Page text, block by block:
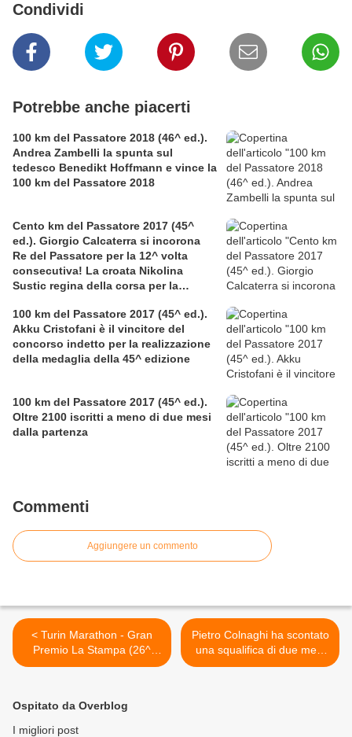
Condividi
Potrebbe anche piacerti
100 km del Passatore 2018 (46^ ed.).
Andrea Zambelli la spunta sul
tedesco Benedikt Hoffmann e vince la
100 km del Passatore 2018
Cento km del Passatore 2017 (45^
ed.). Giorgio Calcaterra si incorona
Re del Passatore per la 12^ volta
consecutiva! La croata Nikolina
Sustic regina della corsa per la
100 km del Passatore 2017 (45^ ed.).
Akku Cristofani è il vincitore del
concorso indetto per la realizzazione
della medaglia della 45^ edizione
100 km del Passatore 2017 (45^ ed.).
Oltre 2100 iscritti a meno di due mesi
dalla partenza
Commenti
Aggiungere un commento
< Turin Marathon - Gran
Premio La Stampa (26^
ed.). La vincitrice della della
Turin Marathon 2012
Pietro Colnaghi ha scontato
una squalifica di due mesi
per un errore nato da
Ospitato da Overblog
I migliori post